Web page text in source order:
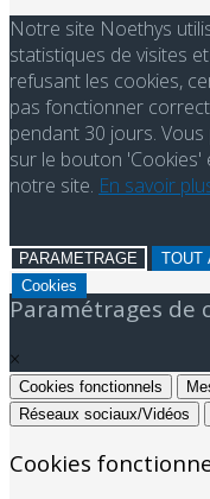
Notre site Noethys
statistiques de visites
refusant les cookies,
pas fonctionner
pendant 30 jours.
sur le bouton 'Cookies'
notre site. En savoir
PARAMETRAGE TOUT
Cookies
Paramétrages de
×
Cookies fonctionnels
Réseaux sociaux/Vidéos
Cookies